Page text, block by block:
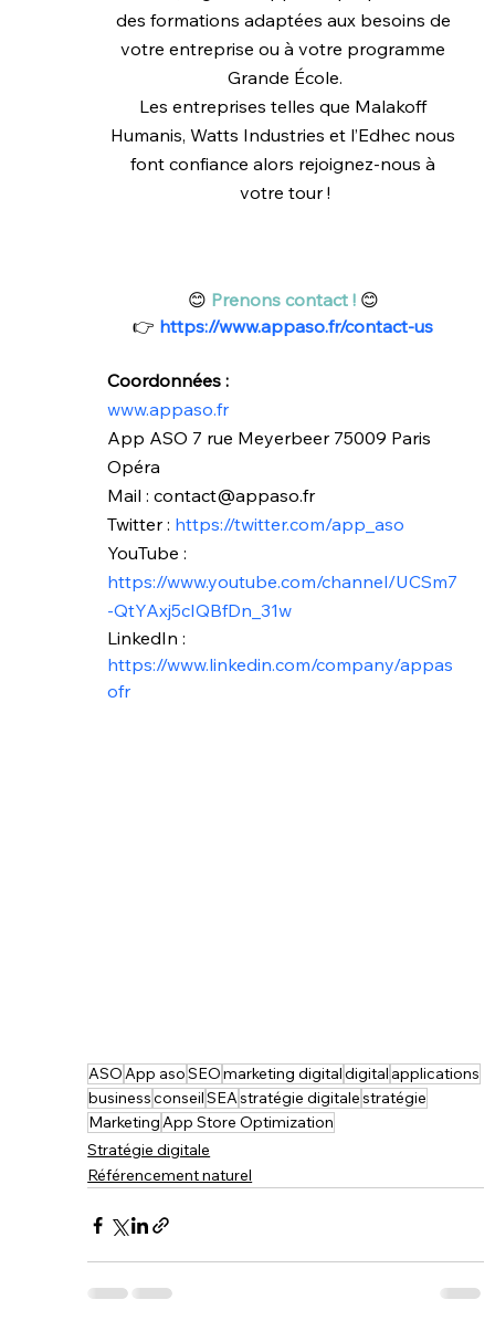
des formations adaptées aux besoins de
votre entreprise ou à votre programme
Grande École.
Les entreprises telles que Malakoff
Humanis, Watts Industries et l’Edhec nous
font confiance alors rejoignez-nous à
votre tour !
😊 Prenons contact ! 😊
👉 https://www.appaso.fr/contact-us
Coordonnées :
www.appaso.fr
App ASO 7 rue Meyerbeer 75009 Paris
Opéra
Mail : contact@appaso.fr
Twitter : https://twitter.com/app_aso
YouTube :
https://www.youtube.com/channel/UCSm7
-QtYAxj5cIQBfDn_31w
LinkedIn :
https://www.linkedin.com/company/appas
ofr
ASOApp asoSEOmarketing digitaldigital applications
businessconseilSEAstratégie digitalestratégie
MarketingApp Store Optimization
Stratégie digitale
Référencement naturel